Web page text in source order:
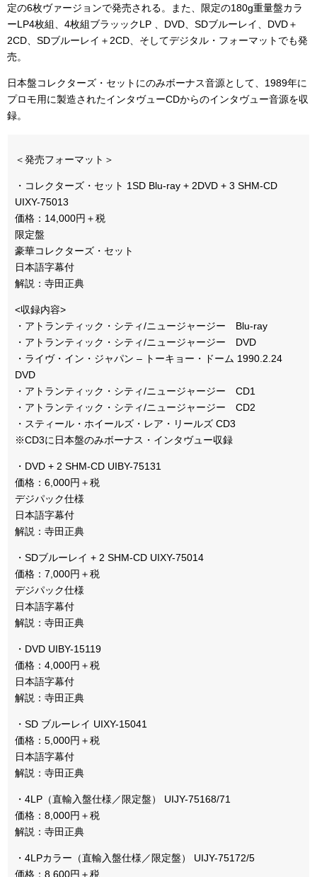
定の6枚ヴァージョンで発売される。また、限定の180g重量盤カラ
ーLP4枚組、4枚組ブラッックLP 、DVD、SDブルーレイ、DVD＋
2CD、SDブルーレイ＋2CD、そしてデジタル・フォーマットでも発
売。
日本盤コレクターズ・セットにのみボーナス音源として、1989年に
プロモ用に製造されたインタヴューCDからのインタヴュー音源を収
録。
＜発売フォーマット＞
・コレクターズ・セット 1SD Blu-ray + 2DVD + 3 SHM-CD
UIXY-75013
価格：14,000円＋税
限定盤
豪華コレクターズ・セット
日本語字幕付
解説：寺田正典
<収録内容>
・アトランティック・シティ/ニュージャージー Blu-ray
・アトランティック・シティ/ニュージャージー DVD
・ライヴ・イン・ジャパン – トーキョー・ドーム 1990.2.24
DVD
・アトランティック・シティ/ニュージャージー CD1
・アトランティック・シティ/ニュージャージー CD2
・スティール・ホイールズ・レア・リールズ CD3
※CD3に日本盤のみボーナス・インタヴュー収録
・DVD + 2 SHM-CD UIBY-75131
価格：6,000円＋税
デジパック仕様
日本語字幕付
解説：寺田正典
・SDブルーレイ + 2 SHM-CD UIXY-75014
価格：7,000円＋税
デジパック仕様
日本語字幕付
解説：寺田正典
・DVD UIBY-15119
価格：4,000円＋税
日本語字幕付
解説：寺田正典
・SD ブルーレイ UIXY-15041
価格：5,000円＋税
日本語字幕付
解説：寺田正典
・4LP（直輸入盤仕様／限定盤） UIJY-75168/71
価格：8,000円＋税
解説：寺田正典
・4LPカラー（直輸入盤仕様／限定盤） UIJY-75172/5
価格：8,600円＋税